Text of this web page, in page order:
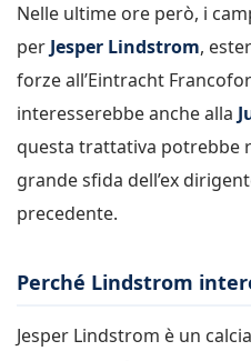
Nelle ultime ore però, i
per Jesper Lindstrom,
forze all’Eintracht
interesserebbe anche alla
questa trattativa potrebbe
grande sfida dell’ex
precedente.
Perché Lindstrom
Jesper Lindstrom è un